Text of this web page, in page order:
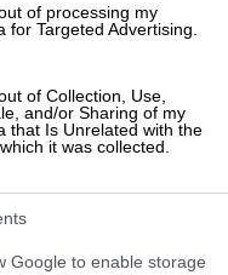
of processing my
for Targeted Advertising.
of Collection, Use,
and/or Sharing of my
that Is Unrelated with the
it was collected.
Google to enable storage